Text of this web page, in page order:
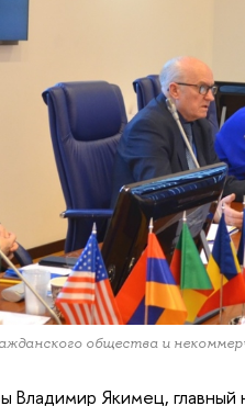
общества и
Владимир Якимец,